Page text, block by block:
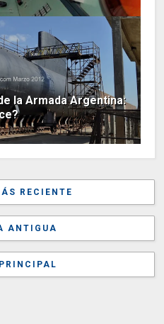
la Armada Argentina:
RECIENTE
ANTIGUA